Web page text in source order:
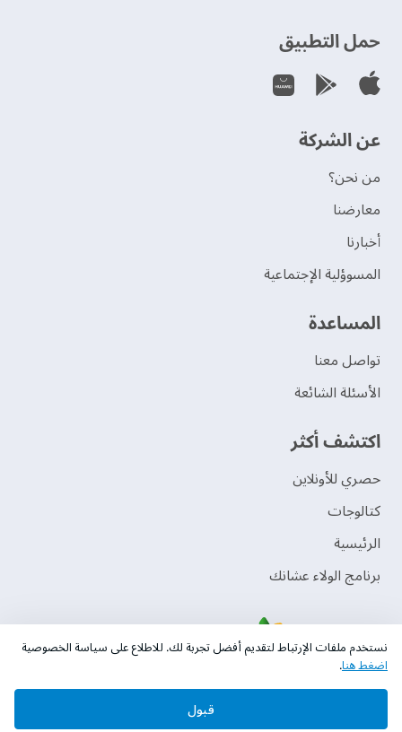
حمل التطبيق
عن الشركة
من نحن؟
‫معارضنا‬
‫أخبارنا‬
المسوؤلية الإجتماعية
‫المساعدة‬
تواصل معنا
الأسئلة الشائعة
اكتشف أكثر
حصري للأونلاين
‫كتالوجات‬
الرئيسية
برنامج الولاء عشانك
نستخدم ملفات الإرتباط لتقديم أفضل تجربة لك. للاطلاع على سياسة الخصوصية
اضغط هنا.
قبول